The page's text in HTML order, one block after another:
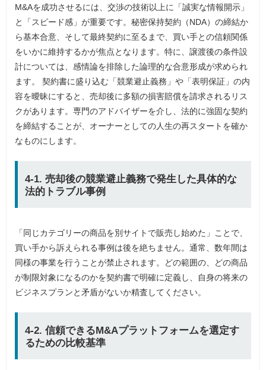
M&Aを成功させるには、交渉の技術以上に「誠実な情報開示」
と「スピード感」が重要です。秘密保持契約（NDA）の締結か
ら基本合意、そして最終契約に至るまで、買い手との信頼関係
をいかに維持するかが焦点となります。特に、譲渡後の条件設
計については、感情論を排除した論理的な合意形成が求められ
ます。 契約書に盛り込む「競業避止義務」や「表明保証」の内
容を曖昧にすると、売却後に多額の損害賠償を請求されるリス
クがあります。専門のアドバイザーを介し、法的に強固な契約
を締結することが、オーナーとしての人生の再スタートを確か
なものにします。
4-1. 売却後の競業避止義務で発生した具体的な
法的トラブル事例
「同じカテゴリーの商品を別サイトで販売し始めた」ことで、
買い手から訴えられる事例は後を絶ちません。通常、数年間は
同様の事業を行うことが禁止されます。どの範囲の、どの商品
が制限対象になるのかを契約書で明確に定義し、自身の将来の
ビジネスプランと矛盾がないか精査してください。
4-2. 信頼できるM&Aプラットフォームを選定す
るための比較基準